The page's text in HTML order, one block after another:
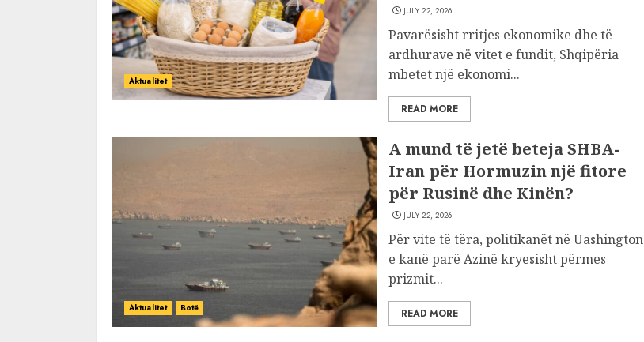
Aktualitet
JULY 22, 2026
Pavarësisht rritjes ekonomike dhe të
ardhurave në vitet e fundit, Shqipëria
mbetet një ekonomi...
READ MORE
Aktualitet Botë
A mund të jetë beteja SHBA-
Iran për Hormuzin një fitore
për Rusinë dhe Kinën?
JULY 22, 2026
Për vite të tëra, politikanët në Uashington
e kanë parë Azinë kryesisht përmes
prizmit...
READ MORE